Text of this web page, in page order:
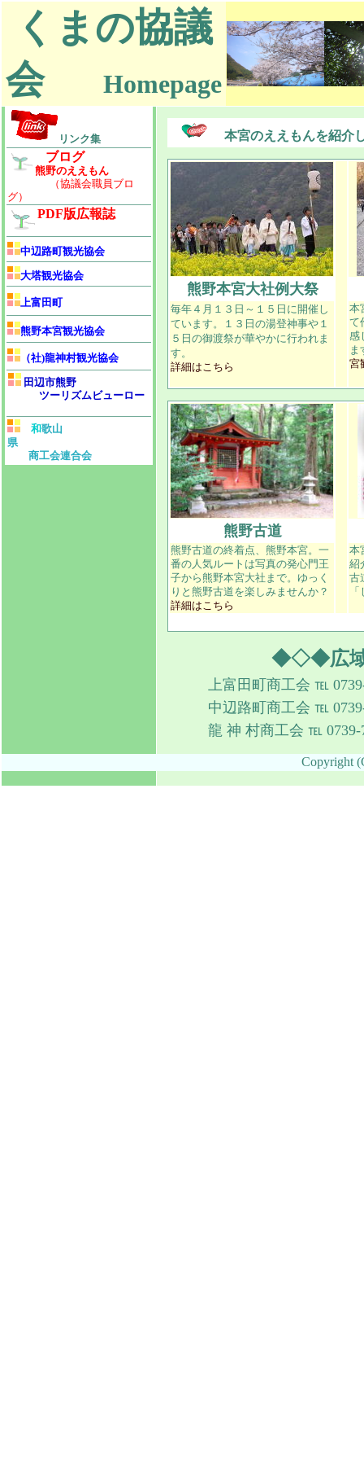
くまの協議
会
Homepage
リンク集
ブログ
熊野のええもん
（協議会職員ブロ
グ）
PDF版広報誌
中辺路町観光協会
大塔観光協会
上富田町
熊野本宮観光協会
（社)龍神村観光協会
田辺市熊野
ツーリズムビューロー
和歌山
県
商工会連合会
本宮のええもんを紹介
熊野本宮大社例大祭
毎年４月１３日～１５日に開催し
ています。１３日の湯登神事や１
５日の御渡祭が華やかに行われま
す。
詳細はこちら
本
て
感
ま
宮
熊野古道
熊野古道の終着点、熊野本宮。一
番の人気ルートは写真の発心門王
子から熊野本宮大社まで。ゆっく
りと熊野古道を楽しみませんか？
詳細はこちら
本
紹
古
◆◇◆広
上富田町商工会 ℡
中辺路町商工会 ℡
龍 神 村商工会 ℡ 0739-
Copyright